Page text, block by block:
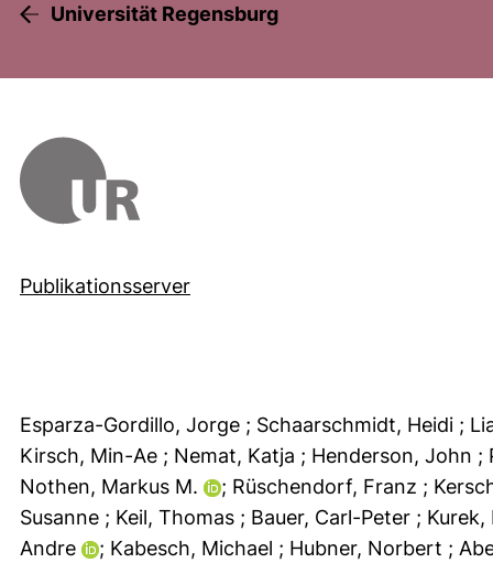
Universität Regensburg
Publikationsserver
Esparza-Gordillo, Jorge ; Schaarschmidt, Heidi ;
Kirsch, Min-Ae ; Nemat, Katja ; Henderson, John ;
Nothen, Markus M.
; Rüschendorf, Franz ;
Susanne ; Keil, Thomas ; Bauer, Carl-Peter ;
Andre
; Kabesch, Michael ; Hubner, Norbert ;